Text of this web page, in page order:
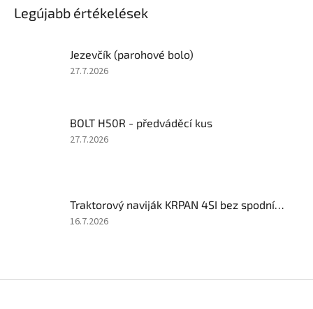
Legújabb értékelések
Jezevčík (parohové bolo)
A
ből
5
27.7.2026
BOLT H50R - předváděcí kus
A
5
csillag.
27.7.2026
Traktorový naviják KRPAN 4SI bez spodní kladky
A
16.7.2026